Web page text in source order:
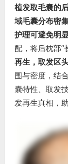
植发取毛囊的
域毛囊分布密
护理可避免明
配，将后枕部“
再生，取发区
围与密度，结
囊特性、取发
发再生真相，